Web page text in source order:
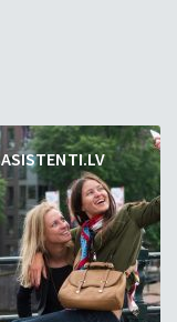
ASISTENTI.LV